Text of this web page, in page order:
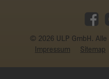
© 2026 ULP GmbH. Alle
Impressum
Sitemap